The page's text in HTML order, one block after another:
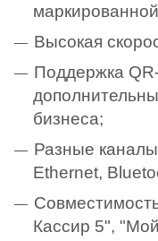
Высокая
Поддержка
бизнеса;
Разные
Ethernet,
Кассир 5",